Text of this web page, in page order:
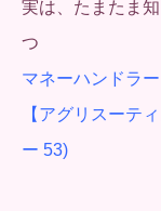
実は、たまたま
つ
マネーハンドラ
【アグリスーテ
ー 53)